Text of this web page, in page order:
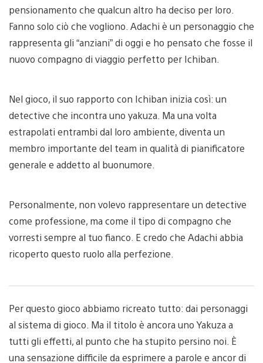
pensionamento che qualcun altro ha deciso per loro.
Fanno solo ciò che vogliono. Adachi è un personaggio che
rappresenta gli “anziani” di oggi e ho pensato che fosse il
nuovo compagno di viaggio perfetto per Ichiban.
Nel gioco, il suo rapporto con Ichiban inizia così: un
detective che incontra uno yakuza. Ma una volta
estrapolati entrambi dal loro ambiente, diventa un
membro importante del team in qualità di pianificatore
generale e addetto al buonumore.
Personalmente, non volevo rappresentare un detective
come professione, ma come il tipo di compagno che
vorresti sempre al tuo fianco. E credo che Adachi abbia
ricoperto questo ruolo alla perfezione.
Per questo gioco abbiamo ricreato tutto: dai personaggi
al sistema di gioco. Ma il titolo è ancora uno Yakuza a
tutti gli effetti, al punto che ha stupito persino noi. È
una sensazione difficile da esprimere a parole e ancor di